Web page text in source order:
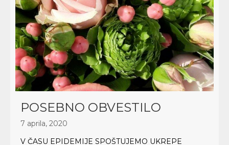
POSEBNO OBVESTILO
7 aprila, 2020
V ČASU EPIDEMIJE SPOŠTUJEMO UKREPE